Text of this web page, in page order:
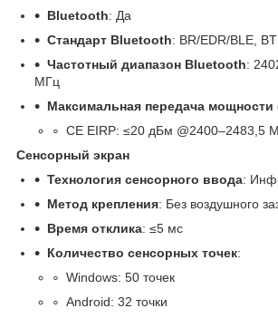
Bluetooth: Да
Стандарт Bluetooth: BR/EDR/BLE,
Частотный диапазон Bluetooth:
МГц
Максимальная передача
CE EIRP: ≤20 дБм @2400–2483,5
Сенсорный экран
Технология сенсорного ввода:
Метод крепления: Без воздушного
Время отклика: ≤5 мс
Количество сенсорных точек:
Windows: 50 точек
Android: 32 точки